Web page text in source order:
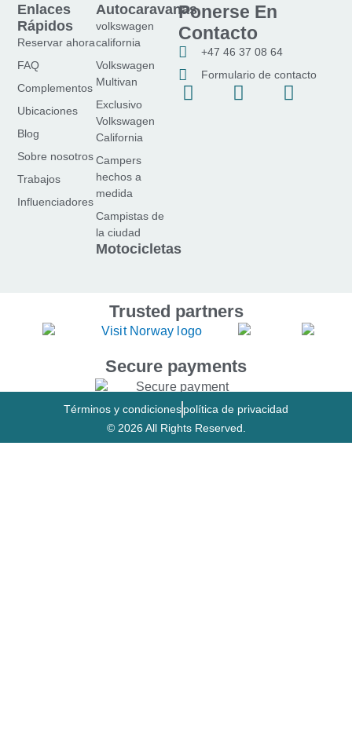
Autocaravanas
volkswagen
california
Volkswagen
Multivan
Exclusivo
Volkswagen
California
Campers
hechos a
medida
Campistas de
la ciudad
Motocicletas
Enlaces
Rápidos
Reservar ahora
FAQ
Complementos
Ubicaciones
Blog
Sobre nosotros
Trabajos
Influenciadores
Ponerse En
Contacto
+47 46 37 08 64
Formulario de contacto
f
I
Y
Trusted partners
Secure payments
© 2026 All Rights Reserved.
Términos y condicionespolítica de privacidad